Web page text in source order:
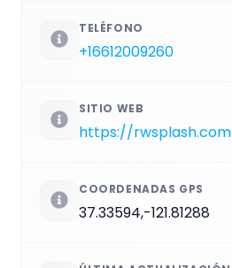
TELÉFONO
+16612009260
SITIO WEB
https://rwsplash.com
COORDENADAS GPS
37.33594,-121.81288